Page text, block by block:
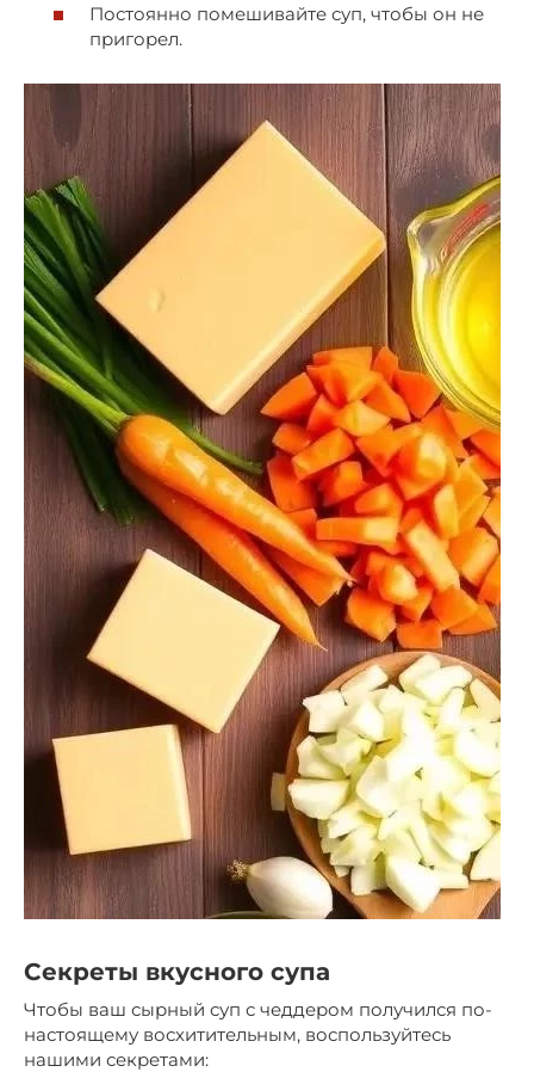
Постоянно помешивайте суп, чтобы он не
пригорел.
Секреты вкусного супа
Чтобы ваш сырный суп с чеддером получился по-
настоящему восхитительным, воспользуйтесь
нашими секретами: